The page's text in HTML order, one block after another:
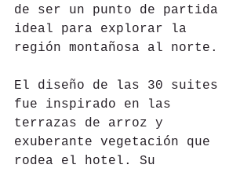
de ser un punto de partida
ideal para explorar la
región montañosa al norte.
El diseño de las 30 suites
fue inspirado en las
terrazas de arroz y
exuberante vegetación que
rodea el hotel. Su